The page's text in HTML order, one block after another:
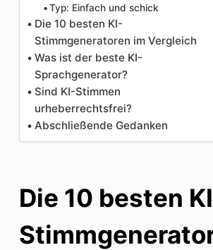
Typ: Einfach und schick
Die 10 besten KI-
Stimmgeneratoren im Vergleich
Was ist der beste KI-
Sprachgenerator?
Sind KI-Stimmen
urheberrechtsfrei?
Abschließende Gedanken
Die 10 besten